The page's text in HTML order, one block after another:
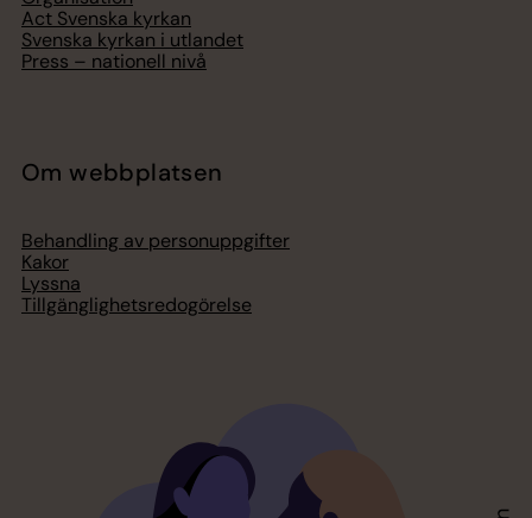
Act Svenska kyrkan
Svenska kyrkan i utlandet
Press – nationell nivå
Om webbplatsen
Behandling av personuppgifter
Kakor
Lyssna
Tillgänglighetsredogörelse